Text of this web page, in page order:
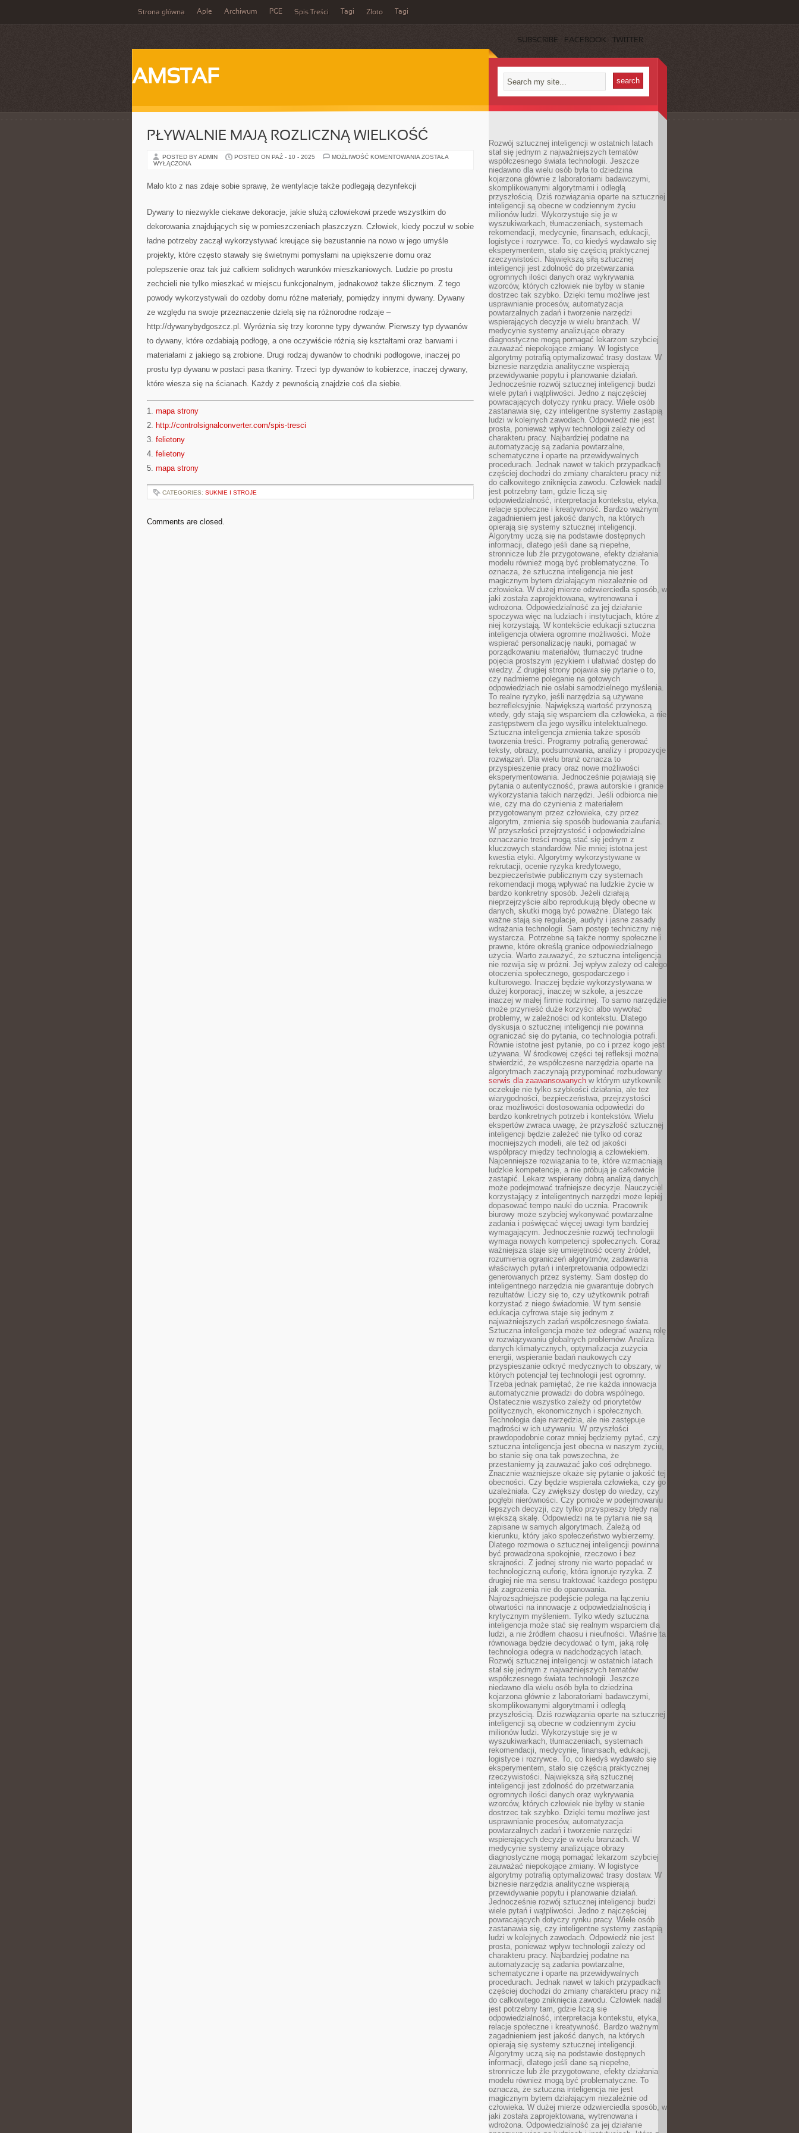
Strona główna Aple Archiwum PGE Spis Treści Tagi Złoto Tagi
SUBSCRIBE FACEBOOK TWITTER
AMSTAF
PŁYWALNIE MAJĄ ROZLICZNĄ WIELKOŚĆ
POSTED BY ADMIN POSTED ON PAŹ - 10 - 2025 MOŻLIWOŚĆ KOMENTOWANIA PŁYWALNIE
ZOSTAŁA
WYŁĄCZONA
Mało kto z nas zdaje sobie sprawę, że wentylacje także podlegają dezynfekcji
Dywany to niezwykle ciekawe dekoracje, jakie służą człowiekowi przede wszystkim do
dekorowania znajdujących się w pomieszczeniach płaszczyzn. Człowiek, kiedy poczuł w sobie
ładne potrzeby zaczął wykorzystywać kreujące się bezustannie na nowo w jego umyśle
projekty, które często stawały się świetnymi pomysłami na upiększenie domu oraz
polepszenie oraz tak już całkiem solidnych warunków mieszkaniowych. Ludzie po prostu
zechcieli nie tylko mieszkać w miejscu funkcjonalnym, jednakowoż także ślicznym. Z tego
powody wykorzystywali do ozdoby domu różne materiały, pomiędzy innymi dywany. Dywany
ze względu na swoje przeznaczenie dzielą się na różnorodne rodzaje –
http://dywanybydgoszcz.pl. Wyróżnia się trzy koronne typy dywanów. Pierwszy typ dywanów
to dywany, które ozdabiają podłogę, a one oczywiście różnią się kształtami oraz barwami i
materiałami z jakiego są zrobione. Drugi rodzaj dywanów to chodniki podłogowe, inaczej po
prostu typ dywanu w postaci pasa tkaniny. Trzeci typ dywanów to kobierzce, inaczej dywany,
które wiesza się na ścianach. Każdy z pewnością znajdzie coś dla siebie.
1. mapa strony
2. http://controlsignalconverter.com/spis-tresci
3. felietony
4. felietony
5. mapa strony
CATEGORIES: SUKNIE I STROJE
Comments are closed.
Rozwój sztucznej inteligencji w ostatnich latach
stał się jednym z najważniejszych tematów
współczesnego świata technologii. Jeszcze
niedawno dla wielu osób była to dziedzina
kojarzona głównie z laboratoriami badawczymi,
skomplikowanymi algorytmami i odległą
przyszłością. Dziś rozwiązania oparte na sztucznej
inteligencji są obecne w codziennym życiu
milionów ludzi. Wykorzystuje się je w
wyszukiwarkach, tłumaczeniach, systemach
rekomendacji, medycynie, finansach, edukacji,
logistyce i rozrywce. To, co kiedyś wydawało się
eksperymentem, stało się częścią praktycznej
rzeczywistości. Największą siłą sztucznej
inteligencji jest zdolność do przetwarzania
ogromnych ilości danych oraz wykrywania
wzorców, których człowiek nie byłby w stanie
dostrzec tak szybko. Dzięki temu możliwe jest
usprawnianie procesów, automatyzacja
powtarzalnych zadań i tworzenie narzędzi
wspierających decyzje w wielu branżach. W
medycynie systemy analizujące obrazy
diagnostyczne mogą pomagać lekarzom szybciej
zauważać niepokojące zmiany. W logistyce
algorytmy potrafią optymalizować trasy dostaw. W
biznesie narzędzia analityczne wspierają
przewidywanie popytu i planowanie działań.
Jednocześnie rozwój sztucznej inteligencji budzi
wiele pytań i wątpliwości. Jedno z najczęściej
powracających dotyczy rynku pracy. Wiele osób
zastanawia się, czy inteligentne systemy zastąpią
ludzi w kolejnych zawodach. Odpowiedź nie jest
prosta, ponieważ wpływ technologii zależy od
charakteru pracy. Najbardziej podatne na
automatyzację są zadania powtarzalne,
schematyczne i oparte na przewidywalnych
procedurach. Jednak nawet w takich przypadkach
częściej dochodzi do zmiany charakteru pracy niż
do całkowitego zniknięcia zawodu. Człowiek nadal
jest potrzebny tam, gdzie liczą się
odpowiedzialność, interpretacja kontekstu, etyka,
relacje społeczne i kreatywność. Bardzo ważnym
zagadnieniem jest jakość danych, na których
opierają się systemy sztucznej inteligencji.
Algorytmy uczą się na podstawie dostępnych
informacji, dlatego jeśli dane są niepełne,
stronnicze lub źle przygotowane, efekty działania
modelu również mogą być problematyczne. To
oznacza, że sztuczna inteligencja nie jest
magicznym bytem działającym niezależnie od
człowieka. W dużej mierze odzwierciedla sposób, w
jaki została zaprojektowana, wytrenowana i
wdrożona. Odpowiedzialność za jej działanie
spoczywa więc na ludziach i instytucjach, które z
niej korzystają. W kontekście edukacji sztuczna
inteligencja otwiera ogromne możliwości. Może
wspierać personalizację nauki, pomagać w
porządkowaniu materiałów, tłumaczyć trudne
pojęcia prostszym językiem i ułatwiać dostęp do
wiedzy. Z drugiej strony pojawia się pytanie o to,
czy nadmierne poleganie na gotowych
odpowiedziach nie osłabi samodzielnego myślenia.
To realne ryzyko, jeśli narzędzia są używane
bezrefleksyjnie. Największą wartość przynoszą
wtedy, gdy stają się wsparciem dla człowieka, a nie
zastępstwem dla jego wysiłku intelektualnego.
Sztuczna inteligencja zmienia także sposób
tworzenia treści. Programy potrafią generować
teksty, obrazy, podsumowania, analizy i propozycje
rozwiązań. Dla wielu branż oznacza to
przyspieszenie pracy oraz nowe możliwości
eksperymentowania. Jednocześnie pojawiają się
pytania o autentyczność, prawa autorskie i granice
wykorzystania takich narzędzi. Jeśli odbiorca nie
wie, czy ma do czynienia z materiałem
przygotowanym przez człowieka, czy przez
algorytm, zmienia się sposób budowania zaufania.
W przyszłości przejrzystość i odpowiedzialne
oznaczanie treści mogą stać się jednym z
kluczowych standardów. Nie mniej istotna jest
kwestia etyki. Algorytmy wykorzystywane w
rekrutacji, ocenie ryzyka kredytowego,
bezpieczeństwie publicznym czy systemach
rekomendacji mogą wpływać na ludzkie życie w
bardzo konkretny sposób. Jeżeli działają
nieprzejrzyście albo reprodukują błędy obecne w
danych, skutki mogą być poważne. Dlatego tak
ważne stają się regulacje, audyty i jasne zasady
wdrażania technologii. Sam postęp techniczny nie
wystarcza. Potrzebne są także normy społeczne i
prawne, które określą granice odpowiedzialnego
użycia. Warto zauważyć, że sztuczna inteligencja
nie rozwija się w próżni. Jej wpływ zależy od całego
otoczenia społecznego, gospodarczego i
kulturowego. Inaczej będzie wykorzystywana w
dużej korporacji, inaczej w szkole, a jeszcze
inaczej w małej firmie rodzinnej. To samo narzędzie
może przynieść duże korzyści albo wywołać
problemy, w zależności od kontekstu. Dlatego
dyskusja o sztucznej inteligencji nie powinna
ograniczać się do pytania, co technologia potrafi.
Równie istotne jest pytanie, po co i przez kogo jest
używana. W środkowej części tej refleksji można
stwierdzić, że współczesne narzędzia oparte na
algorytmach zaczynają przypominać rozbudowany
serwis dla zaawansowanych w którym użytkownik
oczekuje nie tylko szybkości działania, ale też
wiarygodności, bezpieczeństwa, przejrzystości
oraz możliwości dostosowania odpowiedzi do
bardzo konkretnych potrzeb i kontekstów. Wielu
ekspertów zwraca uwagę, że przyszłość sztucznej
inteligencji będzie zależeć nie tylko od coraz
mocniejszych modeli, ale też od jakości
współpracy między technologią a człowiekiem.
Najcenniejsze rozwiązania to te, które wzmacniają
ludzkie kompetencje, a nie próbują je całkowicie
zastąpić. Lekarz wspierany dobrą analizą danych
może podejmować trafniejsze decyzje. Nauczyciel
korzystający z inteligentnych narzędzi może lepiej
dopasować tempo nauki do ucznia. Pracownik
biurowy może szybciej wykonywać powtarzalne
zadania i poświęcać więcej uwagi tym bardziej
wymagającym. Jednocześnie rozwój technologii
wymaga nowych kompetencji społecznych. Coraz
ważniejsza staje się umiejętność oceny źródeł,
rozumienia ograniczeń algorytmów, zadawania
właściwych pytań i interpretowania odpowiedzi
generowanych przez systemy. Sam dostęp do
inteligentnego narzędzia nie gwarantuje dobrych
rezultatów. Liczy się to, czy użytkownik potrafi
korzystać z niego świadomie. W tym sensie
edukacja cyfrowa staje się jednym z
najważniejszych zadań współczesnego świata.
Sztuczna inteligencja może też odegrać ważną rolę
w rozwiązywaniu globalnych problemów. Analiza
danych klimatycznych, optymalizacja zużycia
energii, wspieranie badań naukowych czy
przyspieszanie odkryć medycznych to obszary, w
których potencjał tej technologii jest ogromny.
Trzeba jednak pamiętać, że nie każda innowacja
automatycznie prowadzi do dobra wspólnego.
Ostatecznie wszystko zależy od priorytetów
politycznych, ekonomicznych i społecznych.
Technologia daje narzędzia, ale nie zastępuje
mądrości w ich używaniu. W przyszłości
prawdopodobnie coraz mniej będziemy pytać, czy
sztuczna inteligencja jest obecna w naszym życiu,
bo stanie się ona tak powszechna, że
przestaniemy ją zauważać jako coś odrębnego.
Znacznie ważniejsze okaże się pytanie o jakość tej
obecności. Czy będzie wspierała człowieka, czy go
uzależniała. Czy zwiększy dostęp do wiedzy, czy
pogłębi nierówności. Czy pomoże w podejmowaniu
lepszych decyzji, czy tylko przyspieszy błędy na
większą skalę. Odpowiedzi na te pytania nie są
zapisane w samych algorytmach. Zależą od
kierunku, który jako społeczeństwo wybierzemy.
Dlatego rozmowa o sztucznej inteligencji powinna
być prowadzona spokojnie, rzeczowo i bez
skrajności. Z jednej strony nie warto popadać w
technologiczną euforię, która ignoruje ryzyka. Z
drugiej nie ma sensu traktować każdego postępu
jak zagrożenia nie do opanowania.
Najrozsądniejsze podejście polega na łączeniu
otwartości na innowacje z odpowiedzialnością i
krytycznym myśleniem. Tylko wtedy sztuczna
inteligencja może stać się realnym wsparciem dla
ludzi, a nie źródłem chaosu i nieufności. Właśnie ta
równowaga będzie decydować o tym, jaką rolę
technologia odegra w nadchodzących latach.
Rozwój sztucznej inteligencji w ostatnich latach
stał się jednym z najważniejszych tematów
współczesnego świata technologii. Jeszcze
niedawno dla wielu osób była to dziedzina
kojarzona głównie z laboratoriami badawczymi,
skomplikowanymi algorytmami i odległą
przyszłością. Dziś rozwiązania oparte na sztucznej
inteligencji są obecne w codziennym życiu
milionów ludzi. Wykorzystuje się je w
wyszukiwarkach, tłumaczeniach, systemach
rekomendacji, medycynie, finansach, edukacji,
logistyce i rozrywce. To, co kiedyś wydawało się
eksperymentem, stało się częścią praktycznej
rzeczywistości. Największą siłą sztucznej
inteligencji jest zdolność do przetwarzania
ogromnych ilości danych oraz wykrywania
wzorców, których człowiek nie byłby w stanie
dostrzec tak szybko. Dzięki temu możliwe jest
usprawnianie procesów, automatyzacja
powtarzalnych zadań i tworzenie narzędzi
wspierających decyzje w wielu branżach. W
medycynie systemy analizujące obrazy
diagnostyczne mogą pomagać lekarzom szybciej
zauważać niepokojące zmiany. W logistyce
algorytmy potrafią optymalizować trasy dostaw. W
biznesie narzędzia analityczne wspierają
przewidywanie popytu i planowanie działań.
Jednocześnie rozwój sztucznej inteligencji budzi
wiele pytań i wątpliwości. Jedno z najczęściej
powracających dotyczy rynku pracy. Wiele osób
zastanawia się, czy inteligentne systemy zastąpią
ludzi w kolejnych zawodach. Odpowiedź nie jest
prosta, ponieważ wpływ technologii zależy od
charakteru pracy. Najbardziej podatne na
automatyzację są zadania powtarzalne,
schematyczne i oparte na przewidywalnych
procedurach. Jednak nawet w takich przypadkach
częściej dochodzi do zmiany charakteru pracy niż
do całkowitego zniknięcia zawodu. Człowiek nadal
jest potrzebny tam, gdzie liczą się
odpowiedzialność, interpretacja kontekstu, etyka,
relacje społeczne i kreatywność. Bardzo ważnym
zagadnieniem jest jakość danych, na których
opierają się systemy sztucznej inteligencji.
Algorytmy uczą się na podstawie dostępnych
informacji, dlatego jeśli dane są niepełne,
stronnicze lub źle przygotowane, efekty działania
modelu również mogą być problematyczne. To
oznacza, że sztuczna inteligencja nie jest
magicznym bytem działającym niezależnie od
człowieka. W dużej mierze odzwierciedla sposób, w
jaki została zaprojektowana, wytrenowana i
wdrożona. Odpowiedzialność za jej działanie